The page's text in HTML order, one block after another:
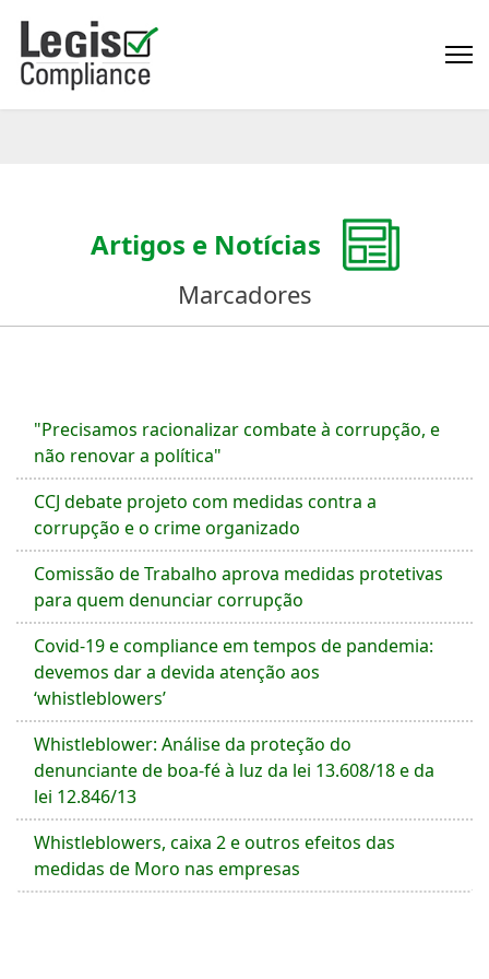
Artigos e Notícias
Marcadores
"Precisamos racionalizar combate à corrupção, e
não renovar a política"
CCJ debate projeto com medidas contra a
corrupção e o crime organizado
Comissão de Trabalho aprova medidas protetivas
para quem denunciar corrupção
Covid-19 e compliance em tempos de pandemia:
devemos dar a devida atenção aos
‘whistleblowers’
Whistleblower: Análise da proteção do
denunciante de boa-fé à luz da lei 13.608/18 e da
lei 12.846/13
Whistleblowers, caixa 2 e outros efeitos das
medidas de Moro nas empresas